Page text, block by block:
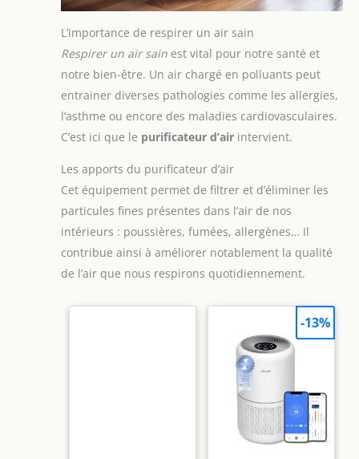
L’importance de respirer un air sain
Respirer un air sain est vital pour notre santé et
notre bien-être. Un air chargé en polluants peut
entrainer diverses pathologies comme les allergies,
l’asthme ou encore des maladies cardiovasculaires.
C’est ici que le purificateur d’air intervient.
Les apports du purificateur d’air
Cet équipement permet de filtrer et d’éliminer les
particules fines présentes dans l’air de nos
intérieurs : poussières, fumées, allergènes… Il
contribue ainsi à améliorer notablement la qualité
de l’air que nous respirons quotidiennement.
-13%